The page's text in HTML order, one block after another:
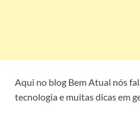
Aqui no blog Bem Atual nós
tecnologia e muitas dicas em